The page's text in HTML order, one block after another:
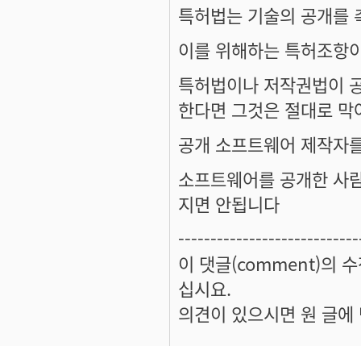
특허법는 기술의 공개를
이를 위해하는 특허조항
특허법이나 저작권법이
한다면 그것은 절대로 막
공개 소프트웨어 제작자
소프트웨어를 공개한 사
지면 안됩니다
이 댓글(comment)의
십시요.
의견이 있으시면 원 글